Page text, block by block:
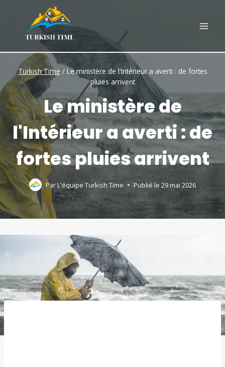
content
Turkish Time / Le ministère de l'Intérieur a averti : de fortes
pluies arrivent
Le ministère de
l'Intérieur a averti : de
fortes pluies arrivent
ParL'équipe Turkish Time Publié le 29 mai 2026